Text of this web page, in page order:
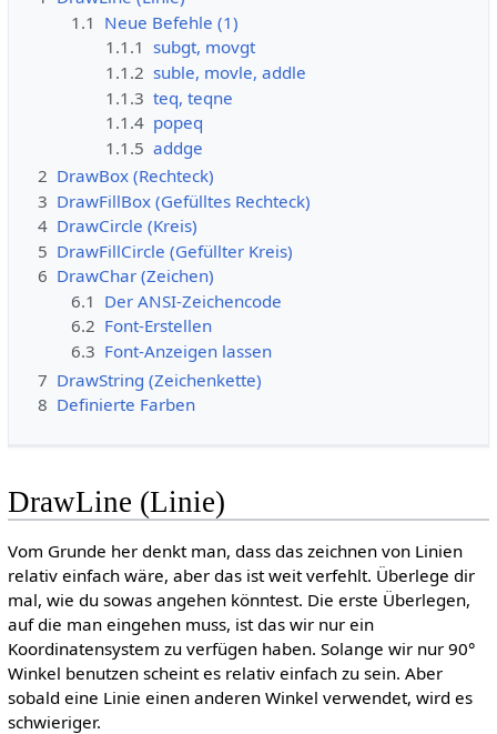
1.1 Neue Befehle (1)
1.1.1 subgt, movgt
1.1.2 suble, movle, addle
1.1.3 teq, teqne
1.1.4 popeq
1.1.5 addge
2 DrawBox (Rechteck)
3 DrawFillBox (Gefülltes Rechteck)
4 DrawCircle (Kreis)
5 DrawFillCircle (Gefüllter Kreis)
6 DrawChar (Zeichen)
6.1 Der ANSI-Zeichencode
6.2 Font-Erstellen
6.3 Font-Anzeigen lassen
7 DrawString (Zeichenkette)
8 Definierte Farben
DrawLine (Linie)
Vom Grunde her denkt man, dass das zeichnen von Linien
relativ einfach wäre, aber das ist weit verfehlt. Überlege dir
mal, wie du sowas angehen könntest. Die erste Überlegen,
auf die man eingehen muss, ist das wir nur ein
Koordinatensystem zu verfügen haben. Solange wir nur 90°
Winkel benutzen scheint es relativ einfach zu sein. Aber
sobald eine Linie einen anderen Winkel verwendet, wird es
schwieriger.